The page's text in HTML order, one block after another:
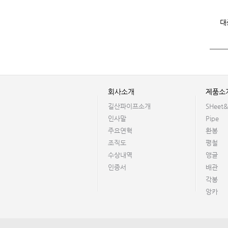
회사소개
길산파이프소개
인사말
주요연혁
조직도
수상내역
인증서
제품소
Pipe
환봉
평철
앵글
배관
각봉
앙카